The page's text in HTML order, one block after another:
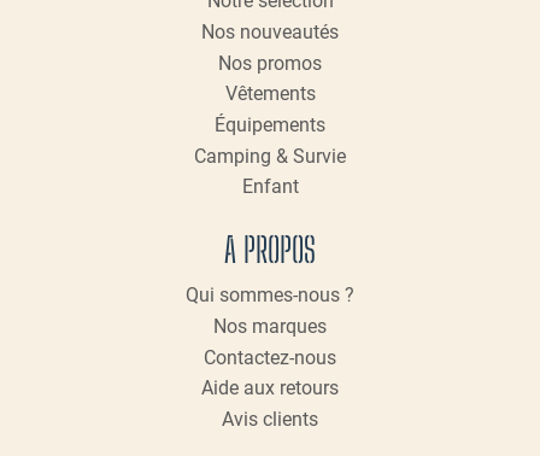
Nos nouveautés
Nos promos
Vêtements
Équipements
Camping & Survie
Enfant
A PROPOS
Qui sommes-nous ?
Nos marques
Contactez-nous
Aide aux retours
Avis clients